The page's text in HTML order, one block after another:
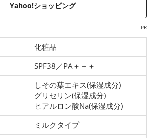
Yahoo!ショッピング
PR
化粧品
SPF38／PA＋＋＋
しその葉エキス(保湿成分)
グリセリン(保湿成分)
ヒアルロン酸Na(保湿成分)
ミルクタイプ